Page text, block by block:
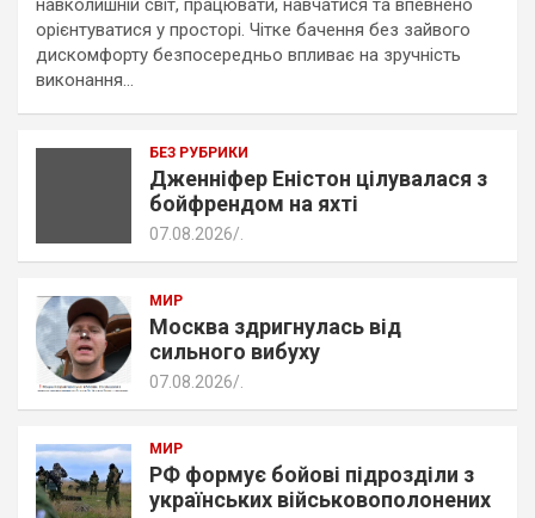
орієнтуватися у просторі. Чітке бачення без зайвого
дискомфорту безпосередньо впливає на зручність
виконання…
БЕЗ РУБРИКИ
Дженніфер Еністон цілувалася з
бойфрендом на яхті
07.08.2026
МИР
Москва здригнулась від
сильного вибуху
07.08.2026
МИР
РФ формує бойові підрозділи з
українських військовополонених